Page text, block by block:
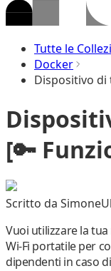
Tutte le
Docker
Dispositivo di
[🔑
Scritto da Simone
Vuoi utilizzare la tua
Wi-Fi portatileper
dipendenti in caso